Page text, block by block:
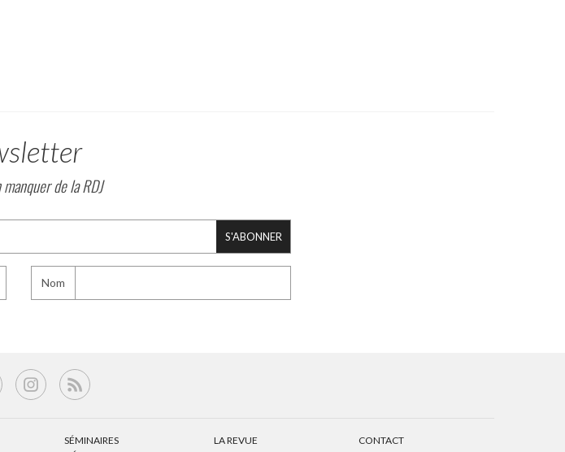
de la RDJ
S'ABONNER
Nom
SÉMINAIRES
LA REVUE
CONTACT